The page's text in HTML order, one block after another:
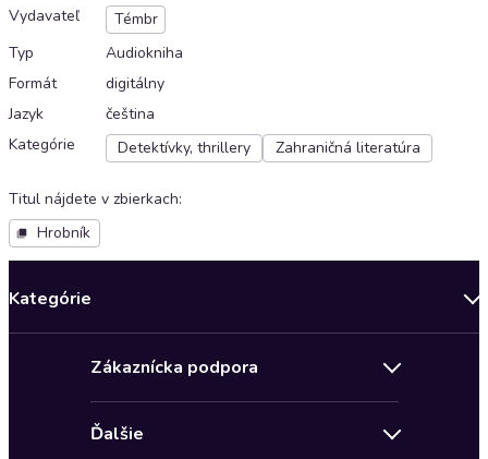
Vydavateľ
Témbr
Typ
Audiokniha
Formát
digitálny
Jazyk
čeština
Kategórie
Detektívky, thrillery Zahraničná literatúra
Titul nájdete v zbierkach:
Hrobník
Kategórie
Zákaznícka podpora
Ďalšie